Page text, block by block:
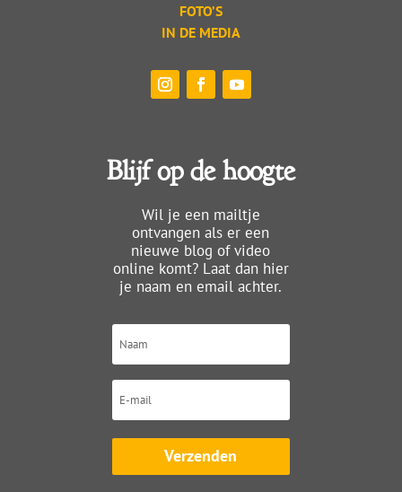
FOTO’S
IN DE MEDIA
Blijf op de hoogte
Wil je een mailtje
ontvangen als er een
nieuwe blog of video
online komt? Laat dan hier
je naam en email achter.
Verzenden